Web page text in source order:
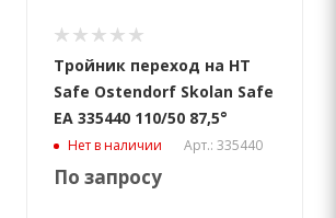
Тройник переход на HT
Safe Ostendorf Skolan Safe
EA 335440 110/50 87,5°
Нет в наличии Арт.: 335440
По запросу